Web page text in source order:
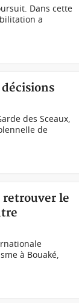
Dans cette
a
des Sceaux,
de
retrouver le
à Bouaké,